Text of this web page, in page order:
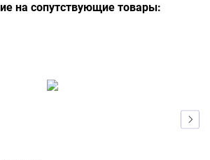
на сопутствующие товары: